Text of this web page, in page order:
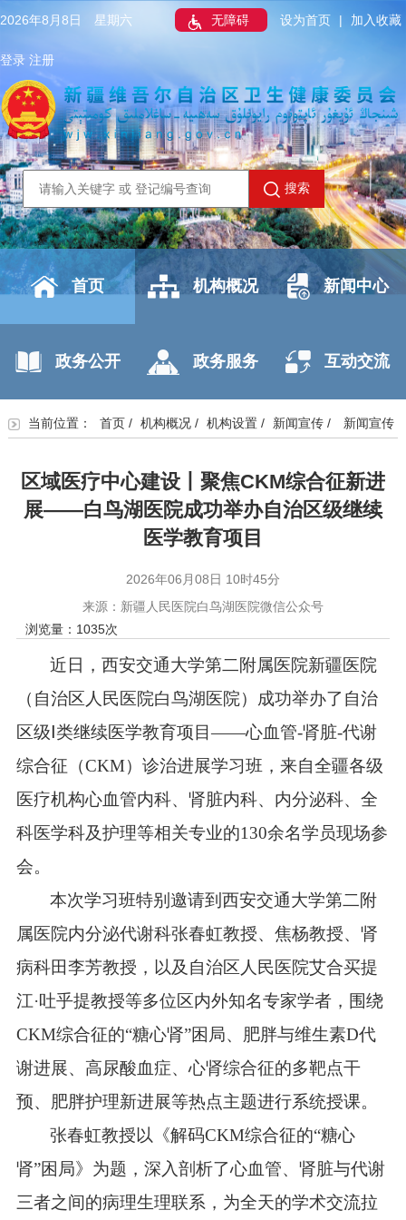
2026年8月8日 星期六 无障碍 设为首页 | 加入收藏
登录 注册
搜索
首页 机构概况 新闻中心
政务公开 政务服务 互动交流
当前位置： 首页/ 机构概况/ 机构设置/ 新闻宣传/ 新闻宣传
区域医疗中心建设丨聚焦CKM综合征新进
展——白鸟湖医院成功举办自治区级继续
医学教育项目
2026年06月08日 10时45分
来源：新疆人民医院白鸟湖医院微信公众号
浏览量： 1035次
近日，西安交通大学第二附属医院新疆医院
（自治区人民医院白鸟湖医院）成功举办了自治
区级Ⅰ类继续医学教育项目——心血管-肾脏-代谢
综合征（CKM）诊治进展学习班，来自全疆各级
医疗机构心血管内科、肾脏内科、内分泌科、全
科医学科及护理等相关专业的130余名学员现场参
会。
本次学习班特别邀请到西安交通大学第二附
属医院内分泌代谢科张春虹教授、焦杨教授、肾
病科田李芳教授，以及自治区人民医院艾合买提
江·吐乎提教授等多位区内外知名专家学者，围绕
CKM综合征的“糖心肾”困局、肥胖与维生素D代
谢进展、高尿酸血症、心肾综合征的多靶点干
预、肥胖护理新进展等热点主题进行系统授课。
张春虹教授以《解码CKM综合征的“糖心
肾”困局》为题，深入剖析了心血管、肾脏与代谢
三者之间的病理生理联系，为全天的学术交流拉